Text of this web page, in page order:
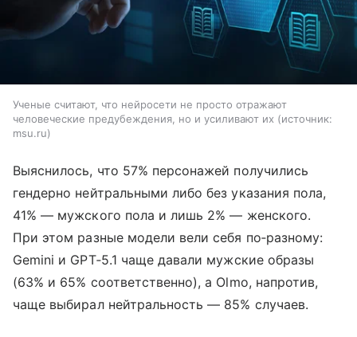
Ученые считают, что нейросети не просто отражают
человеческие предубеждения, но и усиливают их
источник:
msu.ru
Выяснилось, что 57% персонажей получились
гендерно нейтральными либо без указания пола,
41% — мужского пола и лишь 2% — женского.
При этом разные модели вели себя по‑разному:
Gemini и GPT‑5.1 чаще давали мужские образы
(63% и 65% соответственно), а Olmo, напротив,
чаще выбирал нейтральность — 85% случаев.